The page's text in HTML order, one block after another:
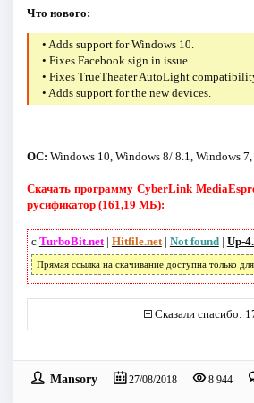
Что нового:
• Adds support for Windows 10.
• Fixes Facebook sign in issue.
• Fixes TrueTheater AutoLight
• Adds support for the new devices.
ОС: Windows 10, Windows 8/ 8.1, Windows 7,
Скачать программу CyberLink
русификатор (161,19 МБ):
с TurboBit.net| Hitfile.net| Not found| Up-
Прямая ссылка на скачивание доступна только
Сказали спасибо:
Mansory 27/08/2018 8 944